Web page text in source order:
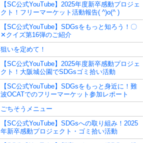
【SC公式YouTube】2025年度新卒感動プロジェ
クト！フリーマーケット活動報告( ^)o(^ )
【SC公式YouTube】SDGsをもっと知ろう！〇
✕クイズ第16弾のご紹介
狙いを定めて！
【SC公式YouTube】2025年度新卒感動プロジェ
クト！大阪城公園でSDGsゴミ拾い活動
【SC公式YouTube】SDGsをもっと身近に！難
波OCATでのフリーマーケット参加レポート
ごちそうメニュー
【SC公式YouTube】SDGsへの取り組み！2025
年新卒感動プロジェクト・ゴミ拾い活動